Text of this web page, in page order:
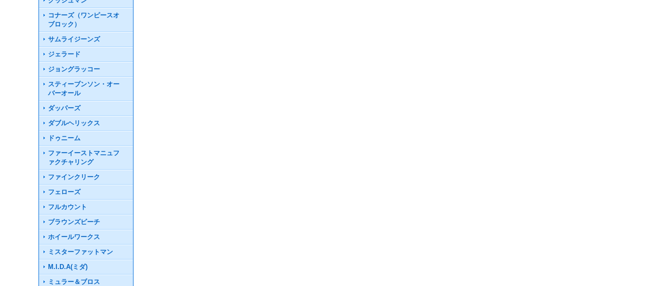
コナーズ（ワンピースオ
ブロック）
サムライジーンズ
ジェラード
ジョングラッコー
スティーブンソン・オー
バーオール
ダッパーズ
ダブルヘリックス
ドゥニーム
ファーイーストマニュフ
ァクチャリング
ファインクリーク
フェローズ
フルカウント
ブラウンズビーチ
ホイールワークス
ミスターファットマン
M.I.D.A(ミダ)
ミュラー＆ブロス